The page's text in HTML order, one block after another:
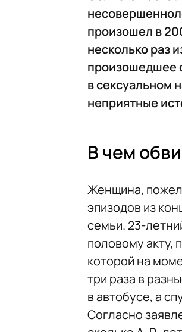
произошел в
несколько раз
произошедшее
в сексуальном
неприятные
В чем
Женщина,
эпизодов из
семьи. 23-
половому акту,
которой на
три раза в
в автобусе, а
Согласно